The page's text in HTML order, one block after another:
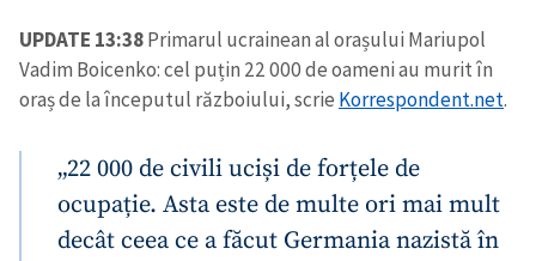
UPDATE 13:38Primarul ucrainean al orașului Mariupol
Vadim Boicenko: cel puțin 22 000 de oameni au murit în
oraș de la începutul războiului, scrie Korrespondent.net.
„22 000 de civili uciși de forțele de
ocupație. Asta este de multe ori mai mult
decât ceea ce a făcut Germania nazistă în